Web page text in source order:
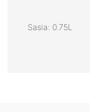
Sasia: 0.75L